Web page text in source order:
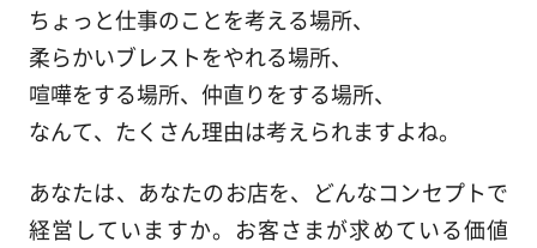
ちょっと仕事のことを考える場所、
柔らかいブレストをやれる場所、
喧嘩をする場所、仲直りをする場所、
なんて、たくさん理由は考えられますよね。
あなたは、あなたのお店を、どんなコンセプトで
経営していますか。お客さまが求めている価値